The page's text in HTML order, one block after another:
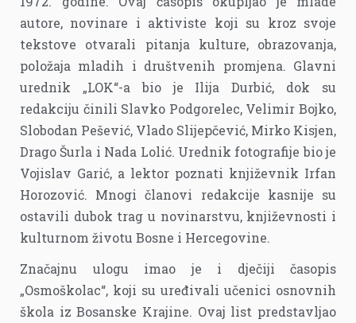
autore, novinare i aktiviste koji su kroz svoje
tekstove otvarali pitanja kulture, obrazovanja,
položaja mladih i društvenih promjena. Glavni
urednik „LOK“-a bio je Ilija Durbić, dok su
redakciju činili Slavko Podgorelec, Velimir Bojko,
Slobodan Pešević, Vlado Slijepčević, Mirko Kisjen,
Drago Šurla i Nada Lolić. Urednik fotografije bio je
Vojislav Garić, a lektor poznati književnik Irfan
Horozović. Mnogi članovi redakcije kasnije su
ostavili dubok trag u novinarstvu, književnosti i
kulturnom životu Bosne i Hercegovine.
Značajnu ulogu imao je i dječiji časopis
„Osmoškolac“, koji su uređivali učenici osnovnih
škola iz Bosanske Krajine. Ovaj list predstavljao